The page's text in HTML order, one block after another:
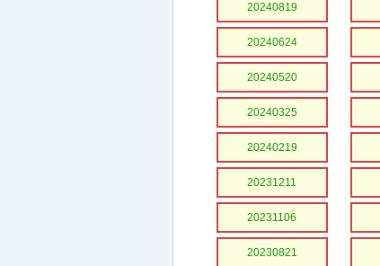
20240819
20240624
20240520
20240325
20240219
20231211
20231106
20230821